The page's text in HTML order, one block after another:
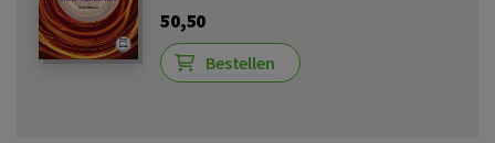
50,50
Bestellen